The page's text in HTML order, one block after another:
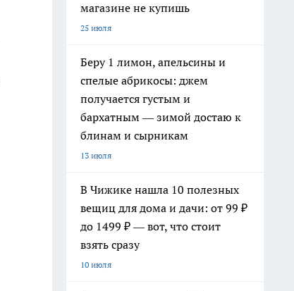
магазине не купишь
25 июля
Беру 1 лимон, апельсины и
спелые абрикосы: джем
получается густым и
бархатным — зимой достаю к
блинам и сырникам
13 июля
В Чижике нашла 10 полезных
вещиц для дома и дачи: от 99 ₽
до 1499 ₽ — вот, что стоит
взять сразу
10 июля